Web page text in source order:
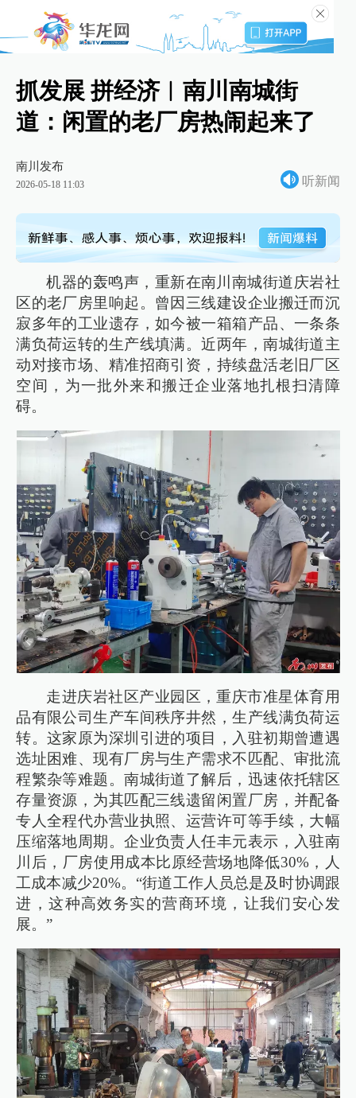
抓发展 拼经济︱南川南城街
道：闲置的老厂房热闹起来了
南川发布
2026-05-18 11:03 听新闻
机器的轰鸣声，重新在南川南城街道庆岩社
区的老厂房里响起。曾因三线建设企业搬迁而沉
寂多年的工业遗存，如今被一箱箱产品、一条条
满负荷运转的生产线填满。近两年，南城街道主
动对接市场、精准招商引资，持续盘活老旧厂区
空间，为一批外来和搬迁企业落地扎根扫清障
碍。
走进庆岩社区产业园区，重庆市准星体育用
品有限公司生产车间秩序井然，生产线满负荷运
转。这家原为深圳引进的项目，入驻初期曾遭遇
选址困难、现有厂房与生产需求不匹配、审批流
程繁杂等难题。南城街道了解后，迅速依托辖区
存量资源，为其匹配三线遗留闲置厂房，并配备
专人全程代办营业执照、运营许可等手续，大幅
压缩落地周期。企业负责人任丰元表示，入驻南
川后，厂房使用成本比原经营场地降低30%，人
工成本减少20%。“街道工作人员总是及时协调跟
进，这种高效务实的营商环境，让我们安心发
展。”